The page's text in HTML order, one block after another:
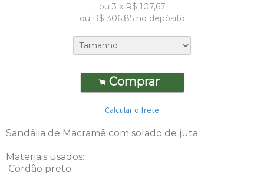
ou 3 x R$ 107,67
ou R$ 306,85 no depósito
. Comprar
Calcular o frete
Sandália de Macramê com solado de juta
Materiais usados:
Cordão preto.